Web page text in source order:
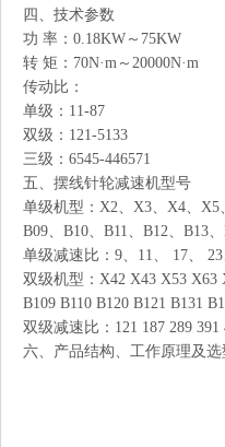
四、技术参数
功 率：0.18KW～75KW
转 矩：70N·m～20000N·m
传动比：
单级：11-87
双级：121-5133
三级：6545-446571
五、摆线针轮减速机型号
单级机型：X2、X3、X4、X5
B09、B10、B11、B12、B13
单级减速比：9、11、 17、
双级机型：X42 X43 X53 X63
B109 B110 B120 B121 B131
双级减速比：121 187 289 391
六、产品结构、工作原理及